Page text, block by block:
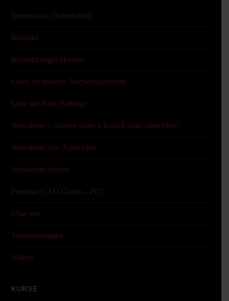
Impressum / Datenschutz
Kontakt
Kontaktmöglichkeiten
Links zu unseren Netzwerkpartnern
Liste der Blog Beiträge
Newsletter – warum sollte ich mich dazu anmelden?
Newsletter Ab-/Anmelden
Newsletter Archiv
Personal CAD Coach – PCC
Über uns
Veranstaltungen
Videos
KURSE